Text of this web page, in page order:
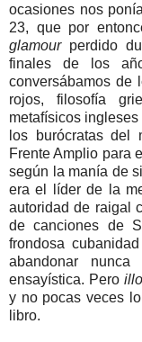
ocasiones nos
23, que por
glamourperdido
finales de los
conversábamos de
rojos, filosofía
metafísicos
los burócratas del
Frente Amplio para
según la manía de
era el líder de la
autoridad de raigal
de canciones de
frondosa
abandonar
ensayística. Pero
y no pocas veces
libro.